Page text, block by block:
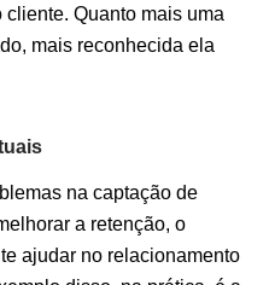
Quanto mais uma
mais reconhecida ela
na captação de
a retenção, o
ajudar no relacionamento